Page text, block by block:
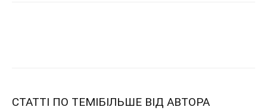
СТАТТІ ПО ТЕМІБІЛЬШЕ ВІД АВТОРА